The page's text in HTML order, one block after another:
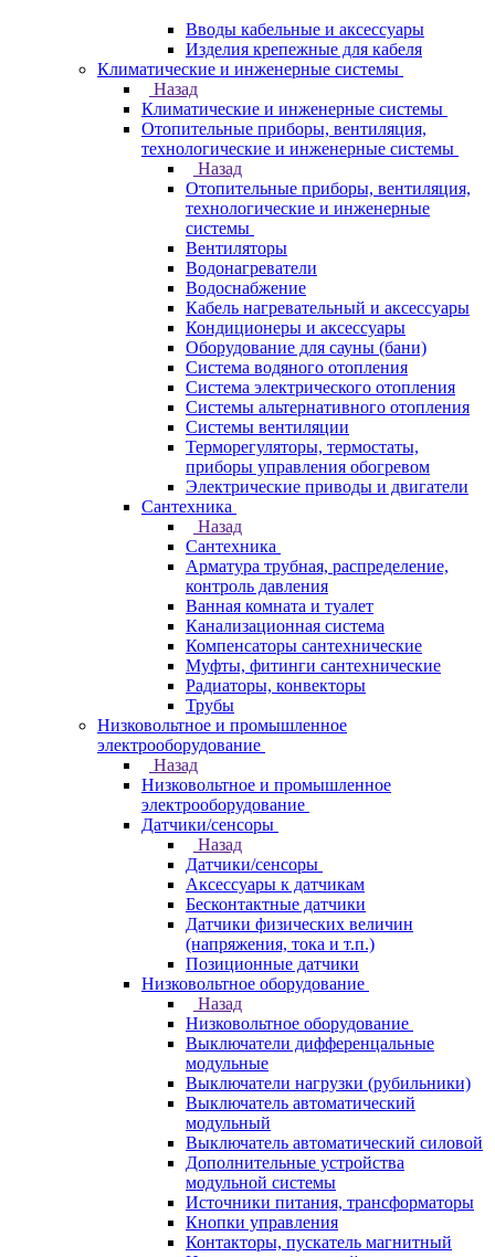
Вводы кабельные и аксессуары
Изделия крепежные для кабеля
Климатические и инженерные системы
Назад
Климатические и инженерные системы
Отопительные приборы, вентиляция,
технологические и инженерные системы
Назад
Отопительные приборы, вентиляция,
технологические и инженерные
системы
Вентиляторы
Водонагреватели
Водоснабжение
Кабель нагревательный и аксессуары
Кондиционеры и аксессуары
Оборудование для сауны (бани)
Система водяного отопления
Система электрического отопления
Системы альтернативного отопления
Системы вентиляции
Терморегуляторы, термостаты,
приборы управления обогревом
Электрические приводы и двигатели
Сантехника
Назад
Сантехника
Арматура трубная, распределение,
контроль давления
Ванная комната и туалет
Канализационная система
Компенсаторы сантехнические
Муфты, фитинги сантехнические
Радиаторы, конвекторы
Трубы
Низковольтное и промышленное
электрооборудование
Назад
Низковольтное и промышленное
электрооборудование
Датчики/сенсоры
Назад
Датчики/сенсоры
Аксессуары к датчикам
Бесконтактные датчики
Датчики физических величин
(напряжения, тока и т.п.)
Позиционные датчики
Низковольтное оборудование
Назад
Низковольтное оборудование
Выключатели дифференцальные
модульные
Выключатели нагрузки (рубильники)
Выключатель автоматический
модульный
Выключатель автоматический силовой
Дополнительные устройства
модульной системы
Источники питания, трансформаторы
Кнопки управления
Контакторы, пускатель магнитный